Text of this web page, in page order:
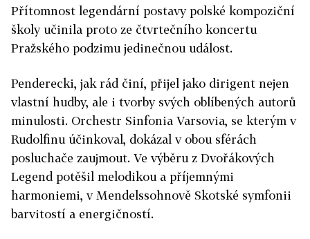
Přítomnost legendární postavy polské kompoziční
školy učinila proto ze čtvrtečního koncertu
Pražského podzimu jedinečnou událost.
Penderecki, jak rád činí, přijel jako dirigent nejen
vlastní hudby, ale i tvorby svých oblíbených autorů
minulosti. Orchestr Sinfonia Varsovia, se kterým v
Rudolfinu účinkoval, dokázal v obou sférách
posluchače zaujmout. Ve výběru z Dvořákových
Legend potěšil melodikou a příjemnými
harmoniemi, v Mendelssohnově Skotské symfonii
barvitostí a energičností.